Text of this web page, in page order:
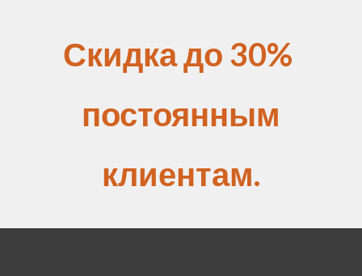
Скидка до 30%
постоянным
клиентам.